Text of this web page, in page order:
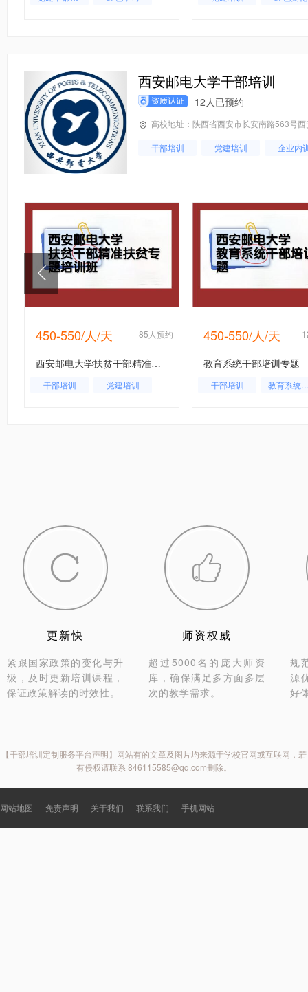
西安邮电大学干部培训
12人已预约
高校地址：陕西省西安市长安南路563号
干部培训 党建培训 企业内
450-550/人/天 85人预约
西安邮电大学扶贫干部精准扶贫专题培训班
干部培训
党建培训
450-550/人/天
教育系统干部培训专题
干部培训 教育系

更新快
紧跟国家政策的变化与升
级，及时更新培训课程，
保证政策解读的时效性。

师资权威
超过5000名的庞大师资
库，确保满足多方面多层
次的教学需求。
规
源
好
【干部培训定制服务平台声明】网站有的文章及图片均来源于学校官网或互联网，若
有侵权请联系 846115585@qq.com删除。
网站地图 免责声明 关于我们 联系我们 手机网站